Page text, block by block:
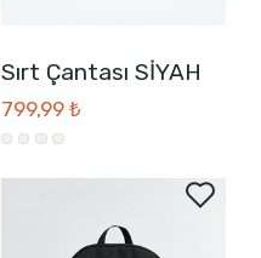
Sırt Çantası SİYAH
799,99 ₺